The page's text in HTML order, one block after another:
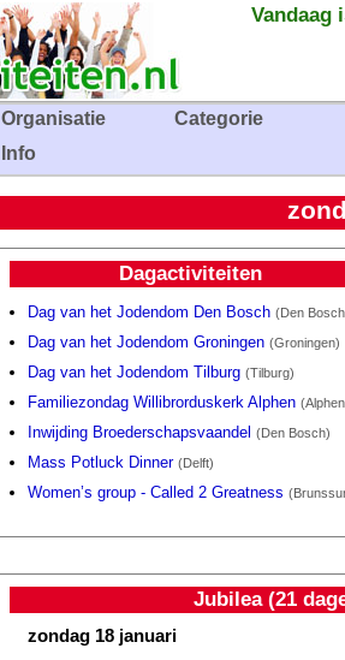
Vandaag
Organisatie
Categorie
Info
Dagactiviteiten
Dag van het Jodendom Den Bosch (Den
Dag van het Jodendom Groningen (Groningen)
Dag van het Jodendom Tilburg (Tilburg)
Familiezondag Willibrorduskerk Alphen
Inwijding Broederschapsvaandel (Den Bosch)
Mass Potluck Dinner (Delft)
Women’s group - Called 2 Greatness
Jubilea (21
zondag 18 januari